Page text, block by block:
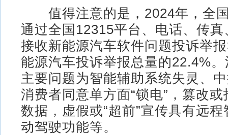
值得注意的是，2024年，全
通过全国12315平台、电话、传
接收新能源汽车软件问题投诉举
能源汽车投诉举报总量的22.4%
主要问题为智能辅助系统失灵、
消费者同意单方面“锁电”，篡改
数据，虚假或“超前”宣传具有远
动驾驶功能等。